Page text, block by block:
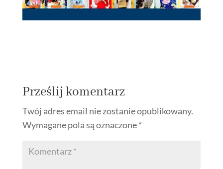
Prześlij komentarz
Twój adres email nie zostanie opublikowany.
Wymagane pola są oznaczone*